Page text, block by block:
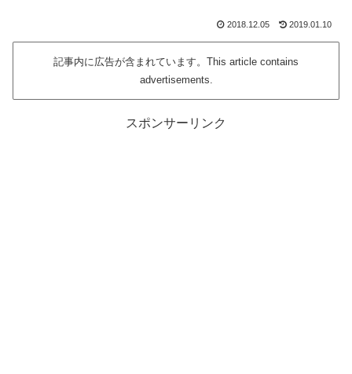
2018.12.05 2019.01.10
記事内に広告が含まれています。This article contains
advertisements.
スポンサーリンク